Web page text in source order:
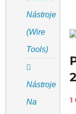
Nástroje
(Wire
Tools)
Nástroje
Na
1